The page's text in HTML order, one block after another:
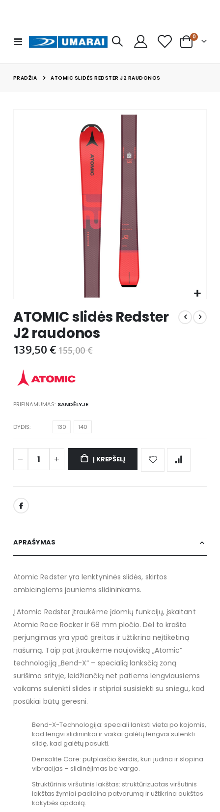
Toggle
Nav
Cart
0prekės
PRADŽIA ATOMIC SLIDĖS REDSTER J2 RAUDONOS
to
the
beginning
of
the
gallery
ATOMIC slidės Redster
J2 raudonos
139,50 €155,00 €
PRIEINAMUMAS: SANDĖLYJE
DYDIS 130 140
Į KREPŠELĮ
APRAŠYMAS
Atomic Redster yra lenktyninės slidės, skirtos
ambicingiems jauniems slidininkams.
Į Atomic Redster įtraukėme įdomių funkcijų, įskaitant
Atomic Race Rocker ir 68 mm pločio. Dėl to krašto
perjungimas yra ypač greitas ir užtikrina neįtikėtiną
našumą. Taip pat įtraukėme naujovišką „Atomic“
technologiją „Bend-X“ – specialią lanksčią zoną
surišimo srityje, leidžiančią net patiems lengviausiems
vaikams sulenkti slides ir stipriai susisiekti su sniegu, kad
posūkiai būtų geresni.
Bend-X-Technologija: speciali lanksti vieta po kojomis,
kad lengvi slidininkai ir vaikai galėtų lengvai sulenkti
slidę, kad galėtų pasukti.
Densolite Core: putplasčio šerdis, kuri judina ir slopina
vibracijas – slidinėjimas be vargo.
Struktūrinis viršutinis lakštas: struktūrizuotas viršutinis
lakštas žymiai padidina patvarumą ir užtikrina aukštos
kokybės apdailą.